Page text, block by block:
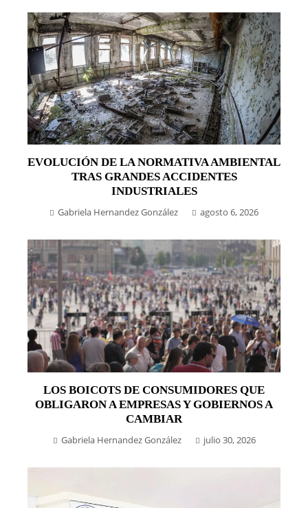
EVOLUCIÓN DE LA NORMATIVA AMBIENTAL
TRAS GRANDES ACCIDENTES
INDUSTRIALES
Gabriela Hernandez González agosto 6, 2026
LOS BOICOTS DE CONSUMIDORES QUE
OBLIGARON A EMPRESAS Y GOBIERNOS A
CAMBIAR
Gabriela Hernandez González julio 30, 2026